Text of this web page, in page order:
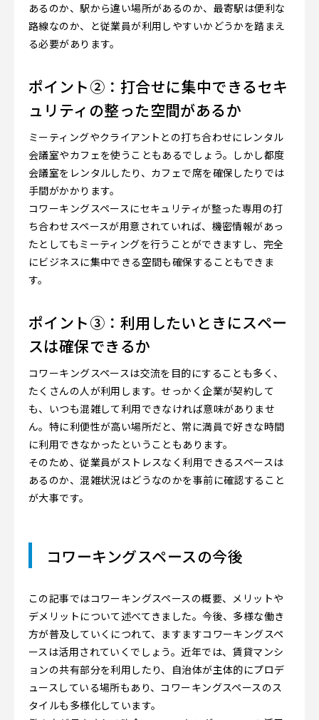
あるのか、駅から違い場所があるのか、最寄駅は便利な
路線なのか、と従業員が利用しやすいかどうかを踏まえ
る必要があります。
ポイント②：打合せに集中できるセキ
ュリティの整った空間があるか
ミーティングやクライアントとの打ち合わせにレンタル
会議室やカフェを使うこともあるでしょう。しかし都度
会議室をレンタルしたり、カフェで席を確保したりでは
手間がかかります。
コワーキングスペースにセキュリティが整った専用の打
ち合わせスペースが用意されていれば、機密情報があっ
たとしてもミーティングを行うことができますし、完全
にビジネスに集中できる空間も確保することもできま
す。
ポイント③：利用したいときにスペー
スは確保できるか
コワーキングスペースは交流を目的にすることも多く、
たくさんの人が利用します。せっかく企業が契約して
も、いつも混雑して利用できなければ意味がありませ
ん。特に利便性が高い場所だと、常に満員で好きな時間
に利用できなかったということもあります。
そのため、従業員がストレスなく利用できるスペースは
あるのか、混雑状況はどうなのかを事前に確認すること
が大事です。
コワーキングスペースの今後
この記事ではコワーキングスペースの概要、メリットや
デメリットについて述べてきました。今後、多様な働き
方が普及していくにつれて、ますますコワーキングスペ
ースは活用されていくでしょう。近年では、賃貸マンシ
ョンの共有部分を利用したり、自治体が主体的にプロデ
ュースしている場所もあり、コワーキングスペースのス
タイルも多様化しています。